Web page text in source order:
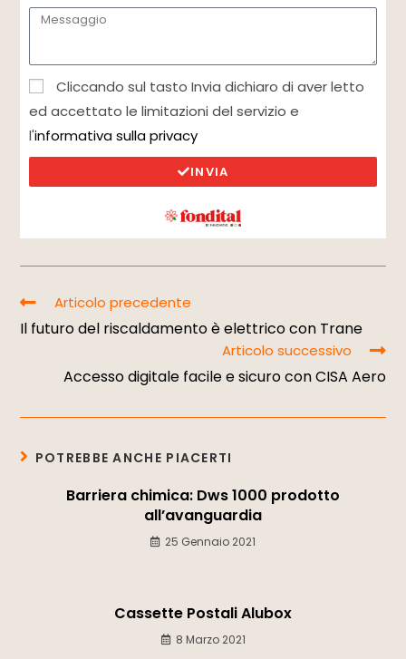
Cliccando sul tasto Invia dichiaro di aver letto
ed accettato le limitazioni del servizio e
l'informativa sulla privacy
INVIA
Articolo precedente
Il futuro del riscaldamento è elettrico con Trane
Articolo successivo
Accesso digitale facile e sicuro con CISA Aero
POTREBBE ANCHE PIACERTI
Barriera chimica: Dws 1000 prodotto
all’avanguardia
25 Gennaio 2021
Cassette Postali Alubox
8 Marzo 2021